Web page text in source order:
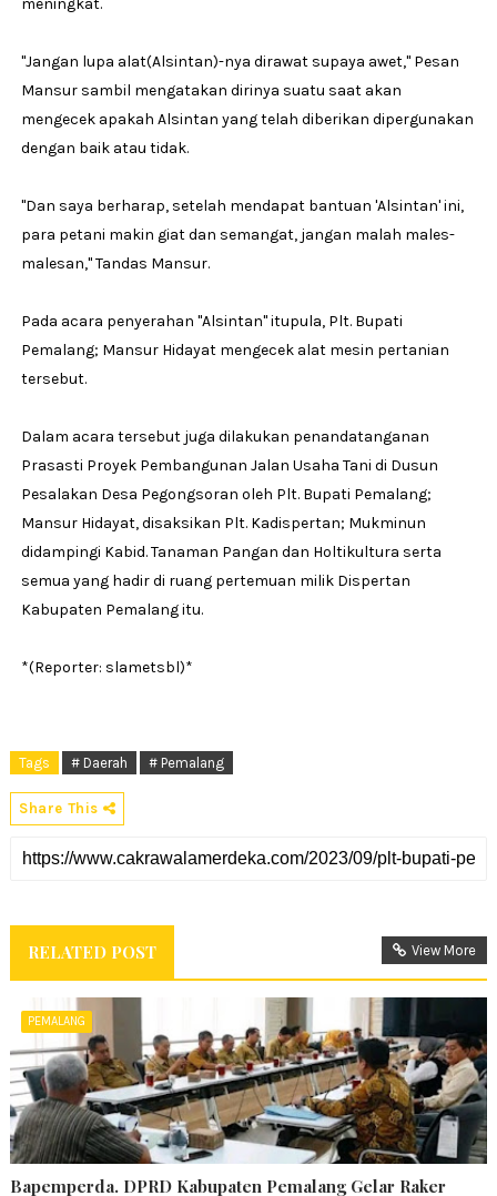
meningkat.
''Jangan lupa alat(Alsintan)-nya dirawat supaya awet,'' Pesan
Mansur sambil mengatakan dirinya suatu saat akan
mengecek apakah Alsintan yang telah diberikan dipergunakan
dengan baik atau tidak.
''Dan saya berharap, setelah mendapat bantuan 'Alsintan' ini,
para petani makin giat dan semangat, jangan malah males-
malesan,'' Tandas Mansur.
Pada acara penyerahan ''Alsintan'' itupula, Plt. Bupati
Pemalang; Mansur Hidayat mengecek alat mesin pertanian
tersebut.
Dalam acara tersebut juga dilakukan penandatanganan
Prasasti Proyek Pembangunan Jalan Usaha Tani di Dusun
Pesalakan Desa Pegongsoran oleh Plt. Bupati Pemalang;
Mansur Hidayat, disaksikan Plt. Kadispertan; Mukminun
didampingi Kabid. Tanaman Pangan dan Holtikultura serta
semua yang hadir di ruang pertemuan milik Dispertan
Kabupaten Pemalang itu.
*(Reporter: slametsbl)*
Tags # Daerah # Pemalang
Share This
RELATED POST View More
PEMALANG
Bapemperda. DPRD Kabupaten Pemalang Gelar Raker